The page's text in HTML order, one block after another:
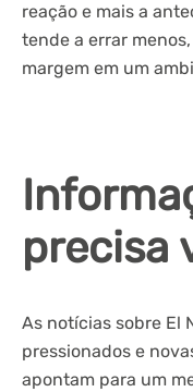
reação e mais a
tende a errar
margem em um
precisa
As notícias sobre El
pressionados e
apontam para um